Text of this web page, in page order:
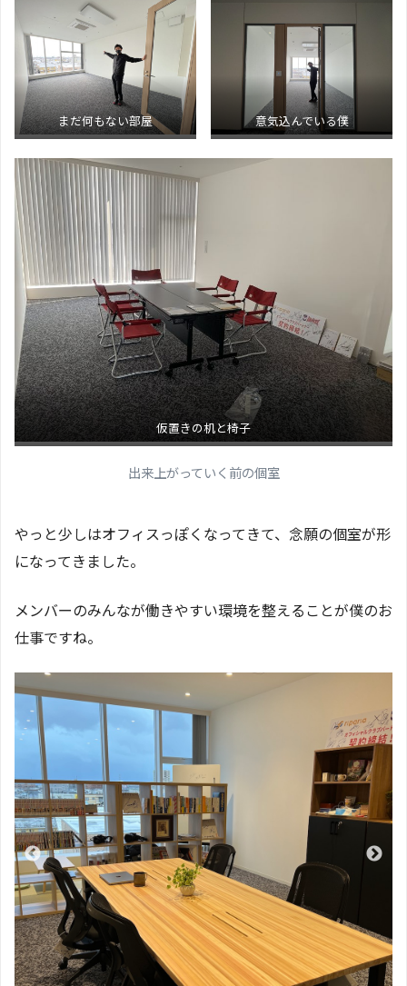
まだ何もない部屋 意気込んでいる僕
仮置きの机と椅子
出来上がっていく前の個室
やっと少しはオフィスっぽくなってきて、念願の個室が形
になってきました。
メンバーのみんなが働きやすい環境を整えることが僕のお
仕事ですね。